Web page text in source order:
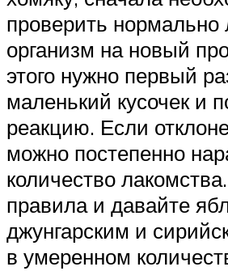
проверить нормально
организм на новый
этого нужно первый
маленький кусочек и
реакцию. Если
можно постепенно
количество
правила и давайте
джунгарским и
в умеренном